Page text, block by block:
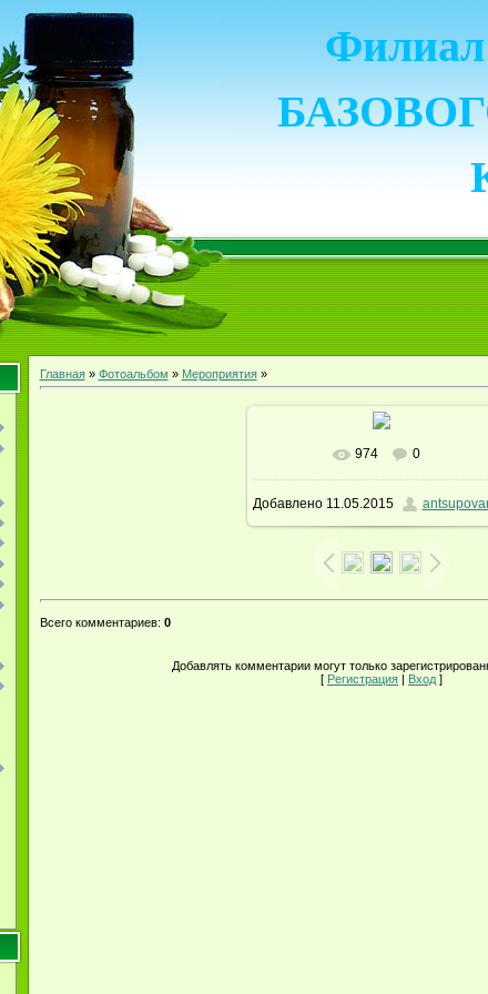
Главная» Фотоальбом » Мероприятия»
В реальном размере
254.7Kb
974 0
Добавлено11.05.2015
Всего комментариев: 0
Добавлять комментарии могут только
[ Регистрация | Вход ]